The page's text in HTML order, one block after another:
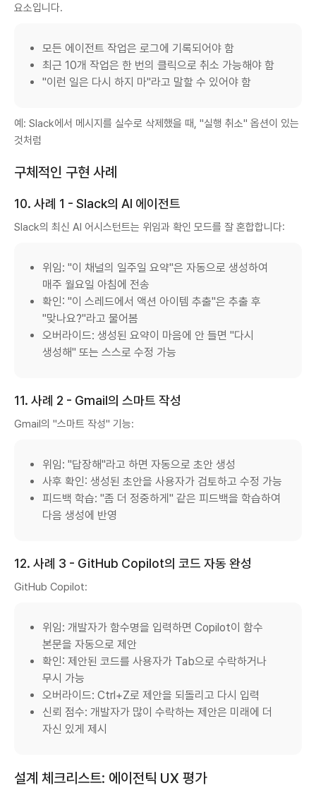
요소입니다.
모든 에이전트 작업은 로그에 기록되어야 함
최근 10개 작업은 한 번의 클릭으로 취소 가능해야 함
"이런 일은 다시 하지 마"라고 말할 수 있어야 함
예: Slack에서 메시지를 실수로 삭제했을 때, "실행 취소" 옵션이 있는
것처럼
구체적인 구현 사례
10. 사례 1 - Slack의 AI 에이전트
Slack의 최신 AI 어시스턴트는 위임과 확인 모드를 잘 혼합합니다:
위임: "이 채널의 일주일 요약"은 자동으로 생성하여
매주 월요일 아침에 전송
확인: "이 스레드에서 액션 아이템 추출"은 추출 후
"맞나요?"라고 물어봄
오버라이드: 생성된 요약이 마음에 안 들면 "다시
생성해" 또는 스스로 수정 가능
11. 사례 2 - Gmail의 스마트 작성
Gmail의 "스마트 작성" 기능:
위임: "답장해"라고 하면 자동으로 초안 생성
사후 확인: 생성된 초안을 사용자가 검토하고 수정 가능
피드백 학습: "좀 더 정중하게" 같은 피드백을 학습하여
다음 생성에 반영
12. 사례 3 - GitHub Copilot의 코드 자동 완성
GitHub Copilot:
위임: 개발자가 함수명을 입력하면 Copilot이 함수
본문을 자동으로 제안
확인: 제안된 코드를 사용자가 Tab으로 수락하거나
무시 가능
오버라이드: Ctrl+Z로 제안을 되돌리고 다시 입력
신뢰 점수: 개발자가 많이 수락하는 제안은 미래에 더
자신 있게 제시
설계 체크리스트: 에이전틱 UX 평가